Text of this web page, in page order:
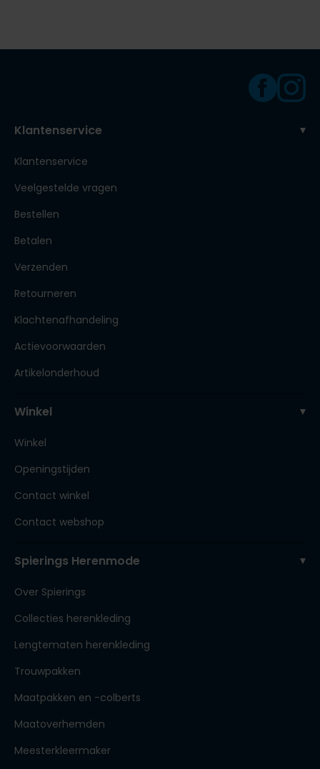
Klantenservice
Klantenservice
Veelgestelde vragen
Bestellen
Betalen
Verzenden
Retourneren
Klachtenafhandeling
Actievoorwaarden
Artikelonderhoud
Winkel
Winkel
Openingstijden
Contact winkel
Contact webshop
Spierings Herenmode
Over Spierings
Collecties herenkleding
Lengtematen herenkleding
Trouwpakken
Maatpakken en -colberts
Maatoverhemden
Meesterkleermaker